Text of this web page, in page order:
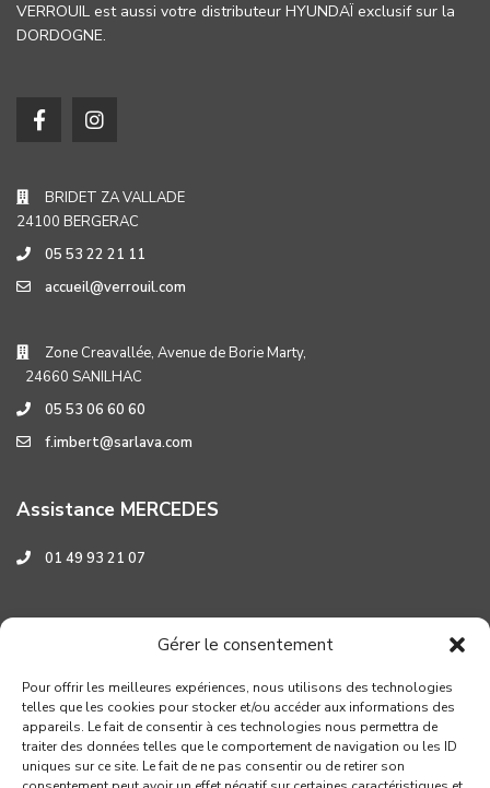
Gérer le consentement
Pour offrir les meilleures expériences, nous utilisons des technologies
telles que les cookies pour stocker et/ou accéder aux informations des
appareils. Le fait de consentir à ces technologies nous permettra de
traiter des données telles que le comportement de navigation ou les ID
uniques sur ce site. Le fait de ne pas consentir ou de retirer son
VERROUIL est aussi votre distributeur HYUNDAÏ exclusif sur la
DORDOGNE.
BRIDET ZA VALLADE
24100 BERGERAC
05 53 22 21 11
accueil@verrouil.com
Zone Creavallée, Avenue de Borie Marty,
24660 SANILHAC
05 53 06 60 60
f.imbert@sarlava.com
Assistance MERCEDES
01 49 93 21 07
Assistance HYUNDAI